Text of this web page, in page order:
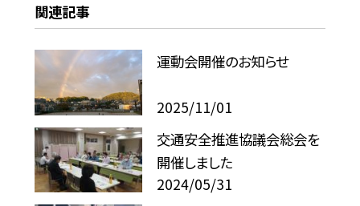
関連記事
運動会開催のお知らせ
2025/11/01
交通安全推進協議会総会を
開催しました
2024/05/31